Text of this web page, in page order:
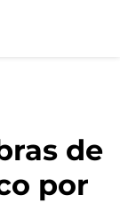
de
por